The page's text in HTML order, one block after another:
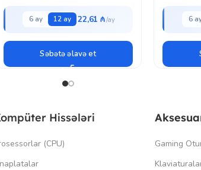
6 ay 12 ay 22,61 ₼
Səbətə əlavə et
6
Hissələri
(CPU)
Gaming